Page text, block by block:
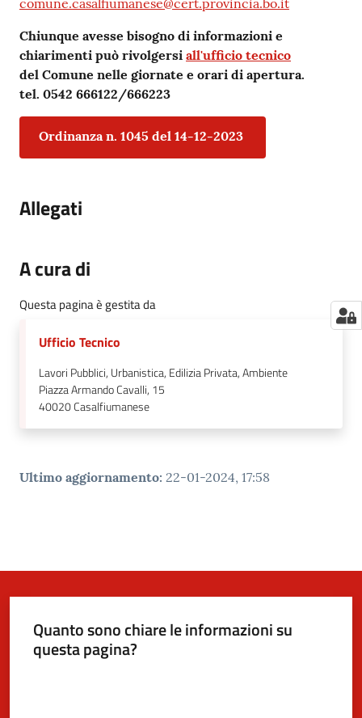
comune.casalfiumanese@cert.provincia.bo.it
Chiunque avesse bisogno di informazioni e
chiarimenti può rivolgersi all'ufficio tecnico
del Comune nelle giornate e orari di apertura.
tel. 0542 666122/666223
Ordinanza n. 1045 del 14-12-2023
Allegati
A cura di
Questa pagina è gestita da
Ufficio Tecnico
Lavori Pubblici, Urbanistica, Edilizia Privata, Ambiente
Piazza Armando Cavalli, 15
40020Casalfiumanese
Ultimo aggiornamento: 22-01-2024, 17:58
Quanto sono chiare le informazioni su
questa pagina?